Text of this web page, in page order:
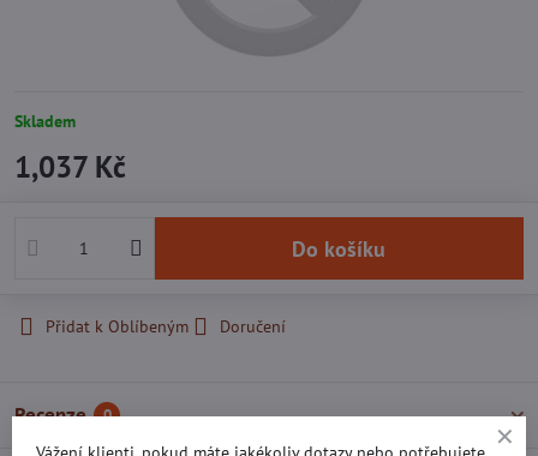
Skladem
1,037 Kč
Do košíku
Přidat k Oblíbeným Doručení
Recenze 0